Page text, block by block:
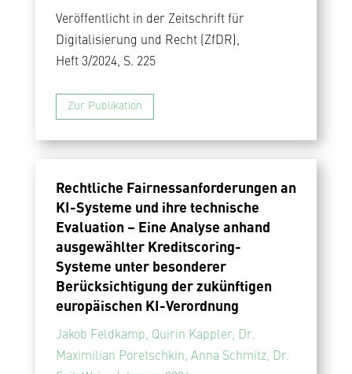
Veröffentlicht in der Zeitschrift für
Digitalisierung und Recht (ZfDR),
Heft 3/2024, S. 225
Zur Publikation
Rechtliche Fairnessanforderungen an
KI-Systeme und ihre technische
Evaluation – Eine Analyse anhand
ausgewählter Kreditscoring-
Systeme unter besonderer
Berücksichtigung der zukünftigen
europäischen KI-Verordnung
Jakob Feldkamp, Quirin Kappler, Dr.
Maximilian Poretschkin, Anna Schmitz, Dr.